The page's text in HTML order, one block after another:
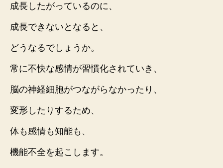
成長したがっているのに、
成長できないとなると、
どうなるでしょうか。
常に不快な感情が習慣化されていき、
脳の神経細胞がつながらなかったり、
変形したりするため、
体も感情も知能も、
機能不全を起こします。